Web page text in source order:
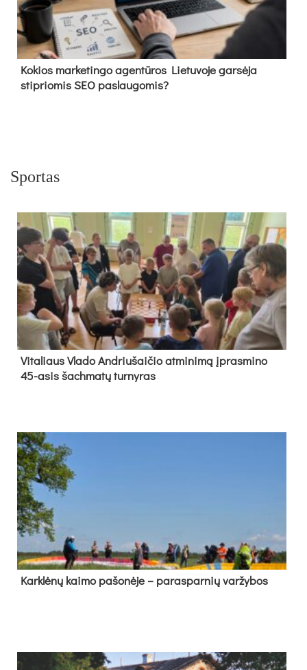
Kokios marketingo agentūros Lietuvoje garsėja
stipriomis SEO paslaugomis?
Sportas
Vi­ta­liaus Vla­do And­riu­šai­čio at­mi­ni­mą įpras­mi­no
45-asis šach­ma­tų tur­ny­ras
Kark­lė­nų kai­mo pa­šo­nė­je – pa­ras­par­nių var­žy­bos